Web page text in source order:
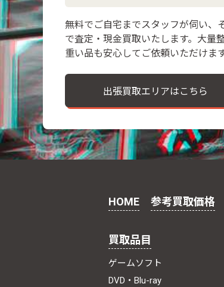
無料でご自宅までスタッフが伺い、
で査定・現金買取いたします。大量
重い品も安心してご依頼いただけます
出張買取エリアはこちら
HOME 参考買取価格
買取品目
ゲームソフト
DVD・Blu-ray